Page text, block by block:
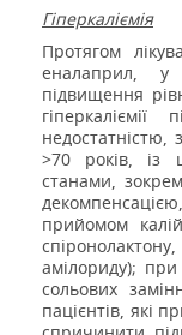
Гіперкаліємія
Протягом
еналаприл, у
підвищення
гіперкаліємії
>70 років, із
станами,
прийомом
амілориду);
сольових
пацієнтів, які